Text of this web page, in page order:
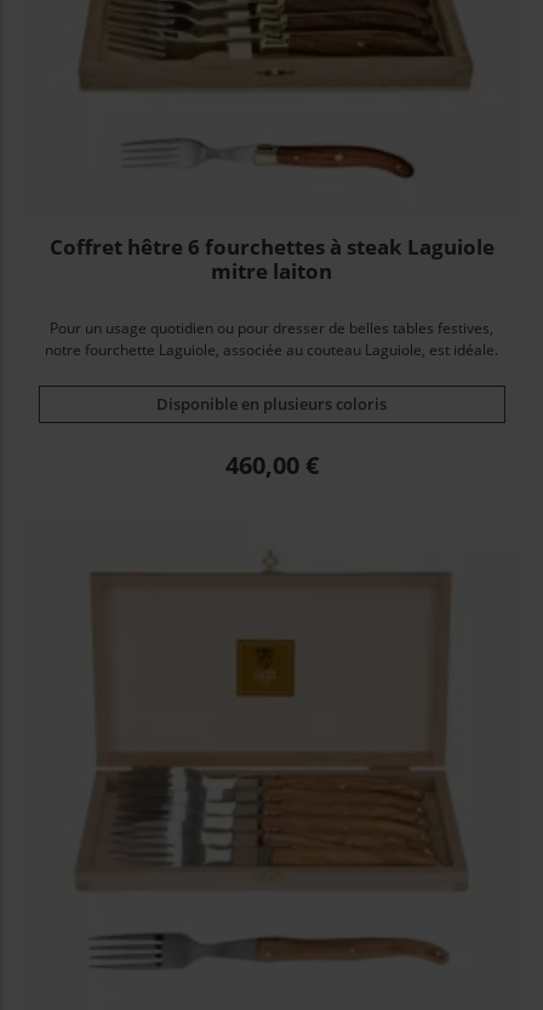
Coffret hêtre 6 fourchettes à steak Laguiole
mitre laiton
Pour un usage quotidien ou pour dresser de belles tables festives,
notre fourchette Laguiole, associée au couteau Laguiole, est idéale.
Disponible en plusieurs coloris
Prix
460,00 €